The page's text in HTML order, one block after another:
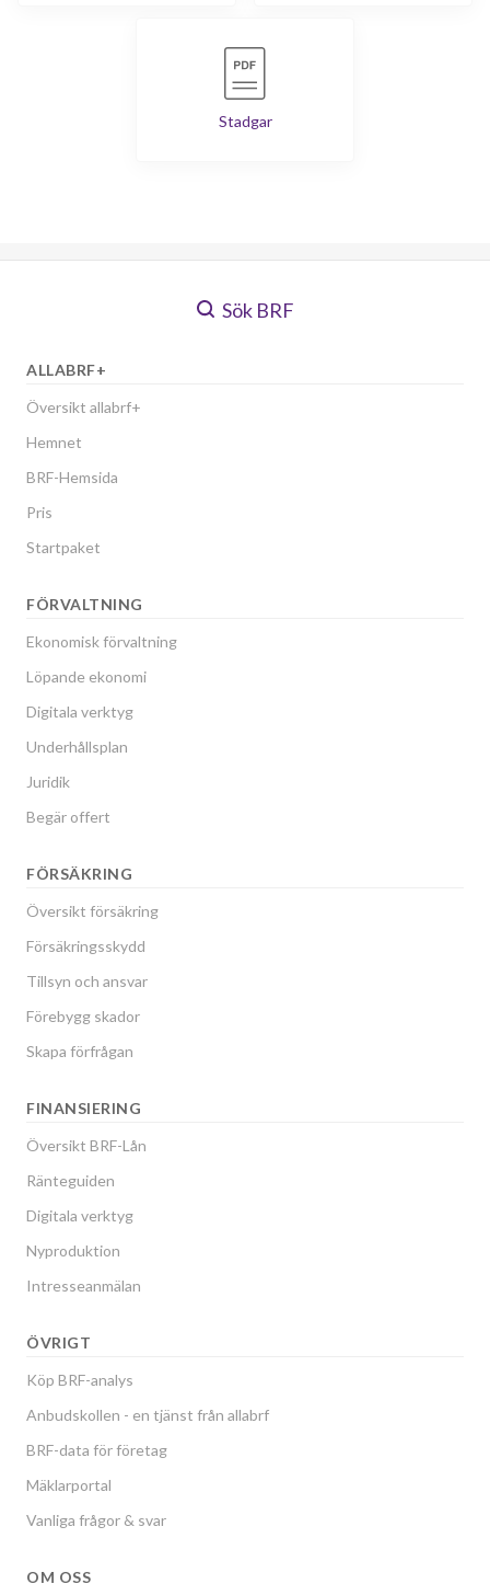
Stadgar
Sök BRF
ALLABRF+
Översikt allabrf+
Hemnet
BRF-Hemsida
Pris
Startpaket
FÖRVALTNING
Ekonomisk förvaltning
Löpande ekonomi
Digitala verktyg
Underhållsplan
Juridik
Begär offert
FÖRSÄKRING
Översikt försäkring
Försäkringsskydd
Tillsyn och ansvar
Förebygg skador
Skapa förfrågan
FINANSIERING
Översikt BRF-Lån
Ränteguiden
Digitala verktyg
Nyproduktion
Intresseanmälan
ÖVRIGT
Köp BRF-analys
Anbudskollen - en tjänst från allabrf
BRF-data för företag
Mäklarportal
Vanliga frågor & svar
OM OSS